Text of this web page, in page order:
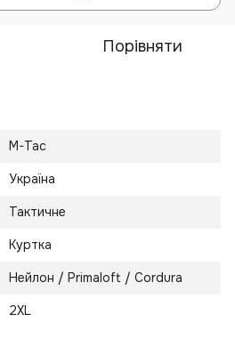
Порівняти
M-Tac
Україна
Тактичне
Куртка
Нейлон / Primaloft / Cordura
2XL